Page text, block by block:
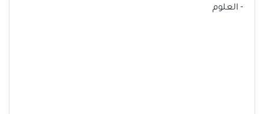
- العلوم